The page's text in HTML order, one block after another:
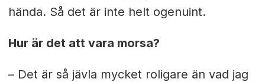
hända. Så det är inte helt ogenuint.
Hur är det att vara morsa?
– Det är så jävla mycket roligare än vad jag